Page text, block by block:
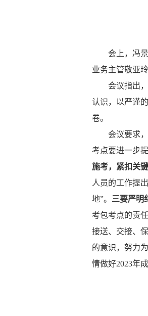
会上，冯
业务主管敬亚
会议指出
认识，以严谨
卷。
会议要求，
考点要进一步
施考，紧扣关键
人员的工作提
地”。 三要严明
考包考点的责
接送、交接、
的意识，努力
情做好2023年